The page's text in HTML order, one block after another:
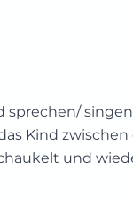
Kind
und